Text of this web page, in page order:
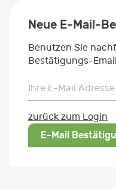
Neue E-Mail-
Benutzen Sie
Bestätigungs-
Ihre E-Mail Adresse
Ihre E-Mail Adresse
zurück zum Login
E-Mail